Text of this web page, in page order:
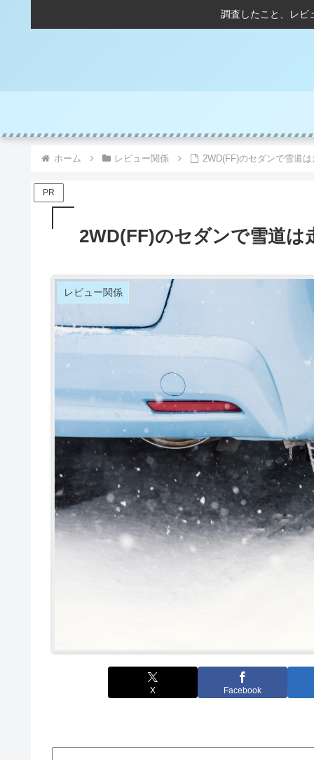
調査したこと、レビ
ホーム レビュー関係 2WD(FF)のセダンで雪道
PR
2WD(FF)のセダンで雪道は
レビュー関係
X Facebook